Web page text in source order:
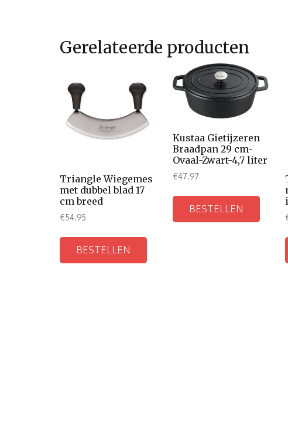
Gerelateerde producten
Triangle Wiegemes
met dubbel blad 17
cm breed
€54.95
BESTELLEN
Kustaa Gietijzeren
Braadpan 29 cm-
Ovaal-Zwart-4,7 liter
€47.97
BESTELLEN